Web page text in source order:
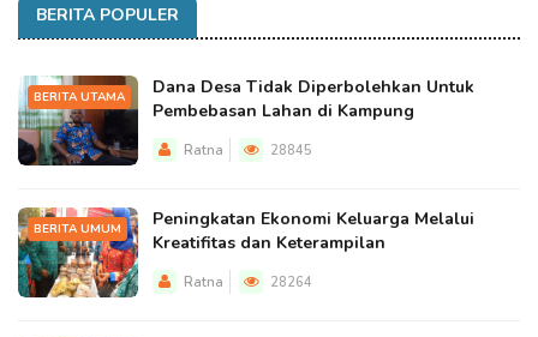
BERITA POPULER
BERITA UTAMA
Dana Desa Tidak Diperbolehkan Untuk
Pembebasan Lahan di Kampung
Ratna 28845
BERITA UMUM
Peningkatan Ekonomi Keluarga Melalui
Kreatifitas dan Keterampilan
Ratna 28264